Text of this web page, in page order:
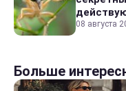
08 августа
Больше